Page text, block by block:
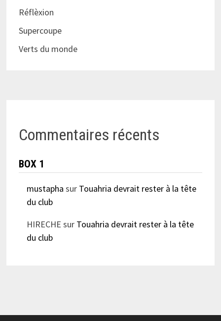
Réflèxion
Supercoupe
Verts du monde
Commentaires récents
BOX 1
mustapha sur Touahria devrait rester à la tête
du club
HIRECHE sur Touahria devrait rester à la tête
du club